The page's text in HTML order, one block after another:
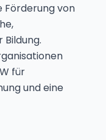
Förderung von
Bildung.
für
und eine